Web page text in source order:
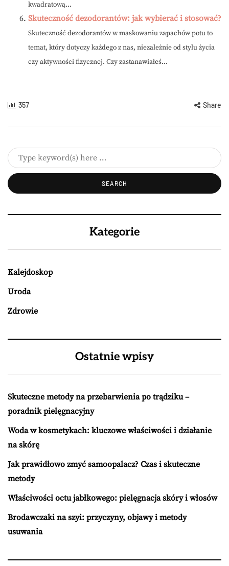
kwadratową...
Skuteczność dezodorantów: jak wybierać i stosować?
Skuteczność dezodorantów w maskowaniu zapachów potu to
temat, który dotyczy każdego z nas, niezależnie od stylu życia
czy aktywności fizycznej. Czy zastanawiałeś...
357 Share
Kategorie
Kalejdoskop
Uroda
Zdrowie
Ostatnie wpisy
Skuteczne metody na przebarwienia po trądziku –
poradnik pielęgnacyjny
Woda w kosmetykach: kluczowe właściwości i działanie
na skórę
Jak prawidłowo zmyć samoopalacz? Czas i skuteczne
metody
Właściwości octu jabłkowego: pielęgnacja skóry i włosów
Brodawczaki na szyi: przyczyny, objawy i metody
usuwania